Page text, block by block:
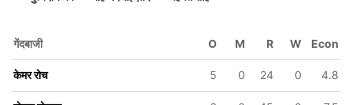
गेंदबाजी O M R W Econ
केमर रोच 5 0 24 0 4.8